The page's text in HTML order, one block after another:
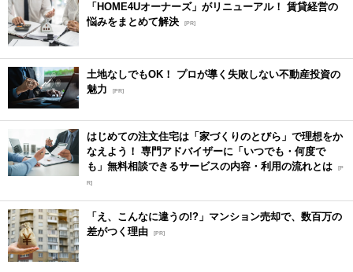
「HOME4Uオーナーズ」がリニューアル！ 賃貸経営の
悩みをまとめて解決 [PR]
土地なしでもOK！ プロが導く失敗しない不動産投資の
魅力
[PR]
はじめての注文住宅は「家づくりのとびら」で理想をか
なえよう！ 専門アドバイザーに「いつでも・何度で
も」無料相談できるサービスの内容・利用の流れとは [P
R]
「え、こんなに違うの!?」マンション売却で、数百万の
差がつく理由 [PR]